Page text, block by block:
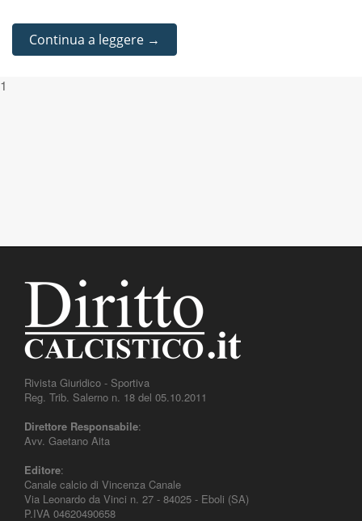
Continua a leggere →
1
Rivista Giuridico - Sportiva
Reg. Trib. Salerno n. 18 del 05.10.2011
Direttore Responsabile:
Avv. Gaetano Aita
Editore:
Canale calcio di Vincenza Canale
Via Leonardo da Vinci n. 27 - 84025 - Eboli (SA)
P.IVA 04620490658